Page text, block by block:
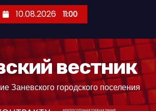
10.08.2026 11:00
вестник
Заневского городского поселения